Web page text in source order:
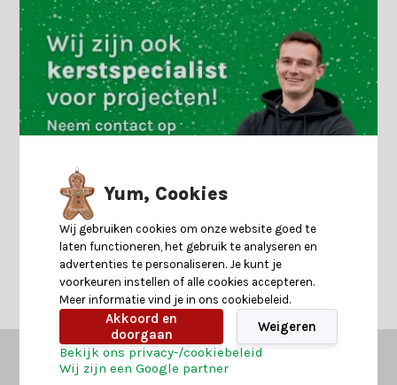
Neem contact op
Kerstland.nlin jouw mailbox?
Yum, Cookies
Wij gebruiken cookies om onze website goed te
laten functioneren, het gebruik te analyseren en
advertenties te personaliseren. Je kunt je
voorkeuren instellen of alle cookies accepteren.
Meer informatie vind je in ons cookiebeleid.
Akkoord en
doorgaan
Weigeren
Bekijk ons privacy-/cookiebeleid
Wij zijn een Google partner